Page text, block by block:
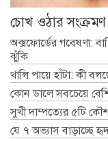
চোখ ওঠার
অক্সফোর্ডের গবেষণা:
ঝুঁকি
খালি পায়ে হাঁটা: কী
কোন ডালে সবচেয়ে
সুখী দাম্পত্যের ৫টি
যে ৭ অভ্যাস বাড়াচ্ছে